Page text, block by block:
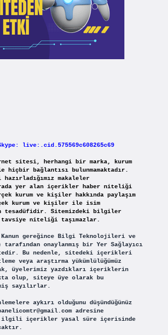
live:.cid.575569c608265c69
sitesi, herhangi bir marka, kurum
bağlantısı bulunmamaktadır.
makaleler
yer alan içerikler haber niteliği
kurum ve kişiler hakkında paylaşım
kurum ve kişiler ile isim
tesadüfidir. Sitemizdeki bilgiler
niteliği taşımazlar.
Kanun gereğince Bilgi Teknolojileri ve
onaylanmış bir Yer Sağlayıcı
Bu nedenle, sitedeki içerikleri
veya araştırma yükümlülüğümüz
üyelerimiz yazdıkları içeriklerin
olup, siteye üye olarak bu
sayılırlar.
aykırı olduğunu düşündüğünüz
adresine
ilgili içerikler yasal süre içerisinde